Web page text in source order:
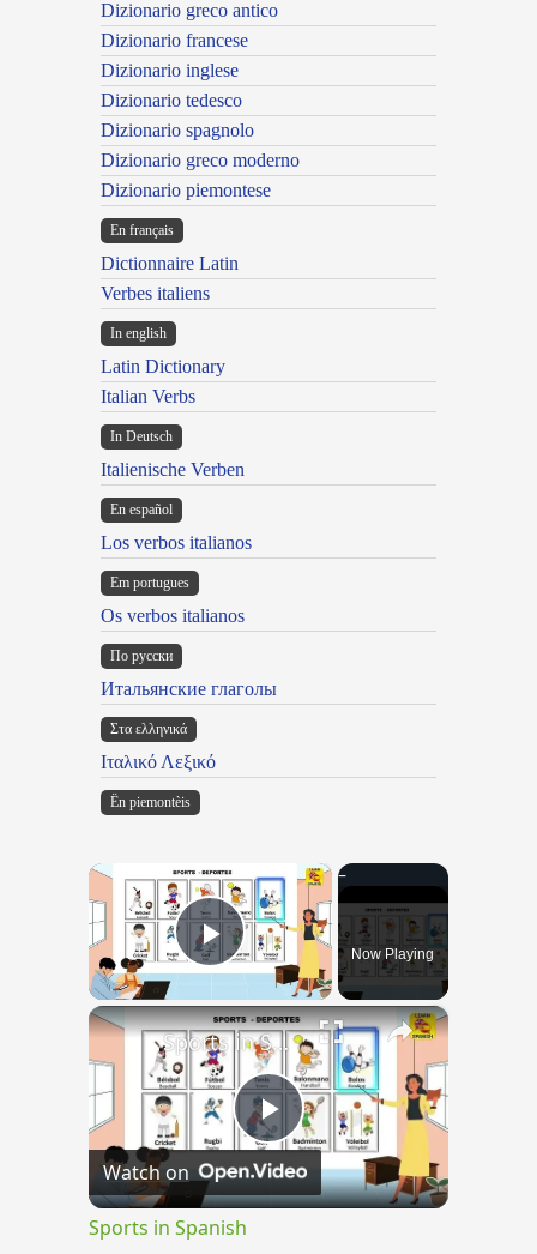
Dizionario greco antico
Dizionario francese
Dizionario inglese
Dizionario tedesco
Dizionario spagnolo
Dizionario greco moderno
Dizionario piemontese
En français
Dictionnaire Latin
Verbes italiens
In english
Latin Dictionary
Italian Verbs
In Deutsch
Italienische Verben
En español
Los verbos italianos
Em portugues
Os verbos italianos
По русски
Итальянские глаголы
Στα ελληνικά
Ιταλικό Λεξικό
Ën piemontèis
×
Play VideoNow Playing
×
Play
Video
Sports in Spanish
Watch on
Sports in Spanish